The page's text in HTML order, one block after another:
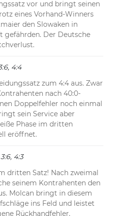
vor und bringt seinen
eines Vorhand-Winners
den Slowaken in
gefährden. Der Deutsche
4:4
zum 4:4 aus. Zwar
nach 40:0-
Doppelfehler noch einmal
sein Service aber
Phase im dritten
eröffnet.
4:3
dritten Satz! Nach zweimal
seinem Kontrahenten den
Molcan bringt in diesem
ins Feld und leistet
Rückhandfehler.